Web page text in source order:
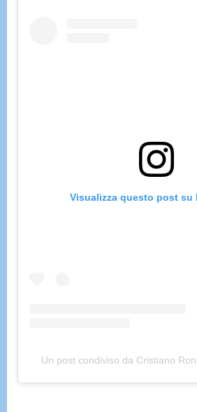
Visualizza questo post su
Un post condiviso da Cristiano